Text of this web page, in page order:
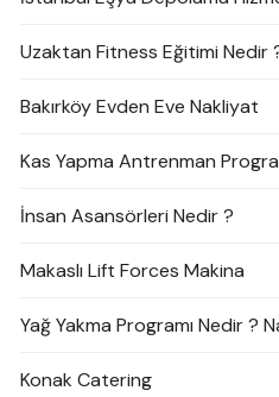
Uzaktan Fitness Eğitimi Nedir
Bakırköy Evden Eve Nakliyat
Kas Yapma Antrenman
İnsan Asansörleri Nedir ?
Makaslı Lift Forces Makina
Yağ Yakma Programı Nedir ?
Konak Catering